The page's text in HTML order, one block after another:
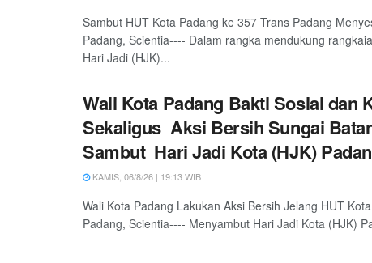
Sambut HUT Kota Padang ke 357 Trans Padang
Padang, Scientia---- Dalam rangka mendukung
Hari Jadi (HJK)...
Wali Kota Padang Bakti Sosial dan
Sekaligus Aksi Bersih Sungai
Sambut Hari Jadi Kota (HJK)
KAMIS, 06/8/26 | 19:13 WIB
Wali Kota Padang Lakukan Aksi Bersih Jelang HUT
Padang, Scientia---- Menyambut Hari Jadi Kota (HJK)